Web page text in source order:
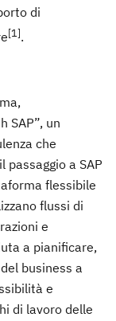
di
[1].
SAP”, un
che
a SAP
flessibile
flussi di
e
a pianificare,
business a
e
di lavoro delle